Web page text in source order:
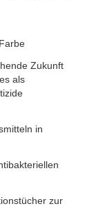
Zukunft
als
in
zur